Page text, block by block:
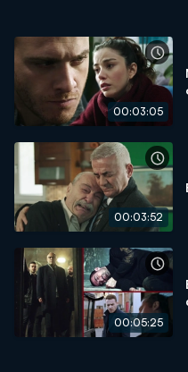
00:03:05
00:03:52
00:05:25